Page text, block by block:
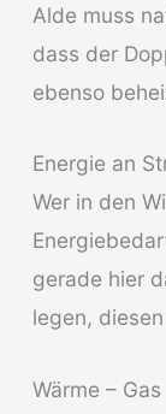
Alde muss
dass der
ebenso
Energie an
Wer in den
gerade hier
legen,
Wärme – Gas